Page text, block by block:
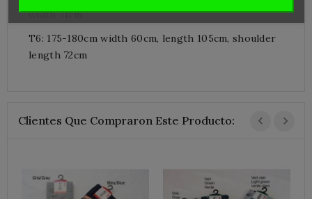
width 71cm
T6: 175-180cm width 60cm, length 105cm, shoulder
length 72cm
Clientes Que Compraron Este Producto: